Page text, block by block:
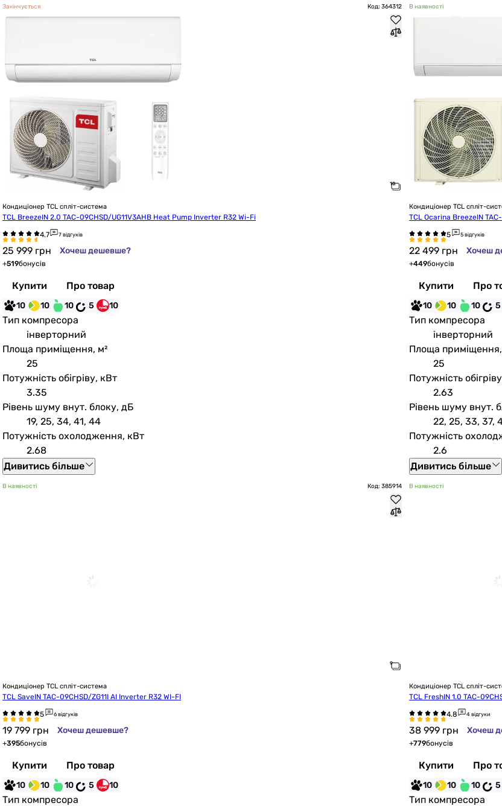
Закінчується Код: 364312
Кондиціонер TCL спліт-система
TCL BreezeIN 2.0 TAC-09CHSD/UG11V3AHB Heat Pump Inverter R32 Wi-Fi
7 відгуків
25 999 грн Хочеш дешевше?
+519бонусів
Купити Про товар
10 10 10 5 10
Тип компресора
інверторний
Площа приміщення, м²
25
Потужність обігріву, кВт
3.35
Рівень шуму внут. блоку, дБ
19, 25, 34, 41, 44
Потужність охолодження, кВт
2.68
Дивитись більше
В наявності
Кондиціонер TCL спліт-
TCL Ocarina BreezeIN
5 відгуків
22 499 грн Хочеш
+449бонусів
Купити Про
10 10 10 5
Тип компресора
інверторний
Площа
25
Потужність
2.63
Рівень шуму внут.
22, 25, 33, 37,
Потужність
2.6
Дивитись більше
В наявності Код: 385914
Кондиціонер TCL спліт-система
TCL SaveIN TAC-09CHSD/ZG11I AI Inverter R32 WI-FI
6 відгуків
19 799 грн Хочеш дешевше?
+395бонусів
Купити Про товар
10 10 10 5 10
Тип компресора
В наявності
Кондиціонер TCL спліт-
TCL FreshIN 1.0 TAC-
4 відгуки
38 999 грн Хочеш
+779бонусів
Купити Про
10 10 10 5
Тип компресора